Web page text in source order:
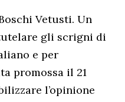
Vetusti. Un
gli scrigni di
e per
promossa il 21
l’opinione